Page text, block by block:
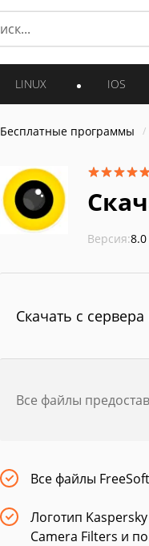
LINUX IOS
Бесплатные программы
Версия:8.0
Скачать с
Все файлы
Все файлы
Логотип
Camera Filters и